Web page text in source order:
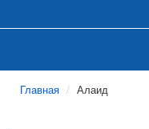
Главная Алаид